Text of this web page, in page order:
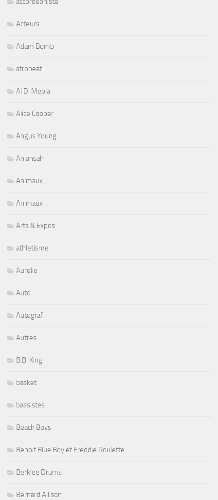
Acteurs
Adam Bomb
afrobeat
Al Di Meola
Alice Cooper
Angus Young
Aniansah
Animaux
Animaux
Arts & Expos
athletisme
Aurelio
Auto
Autograf
Autres
B.B. King
basket
bassistes
Beach Boys
Benoit Blue Boy et Freddie Roulette
Berklee Drums
Bernard Allison